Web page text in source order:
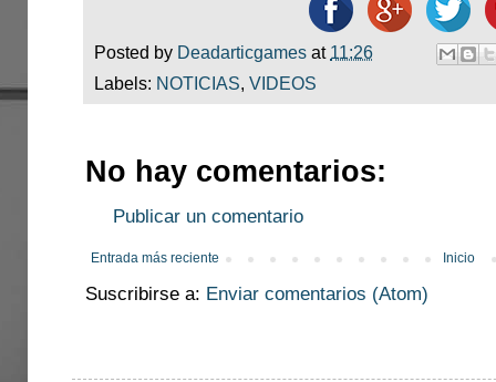
Posted by Deadarticgames at 11:26
Labels: NOTICIAS, VIDEOS
No hay comentarios:
Publicar un comentario
Entrada más reciente Inicio
Suscribirse a: Enviar comentarios (Atom)